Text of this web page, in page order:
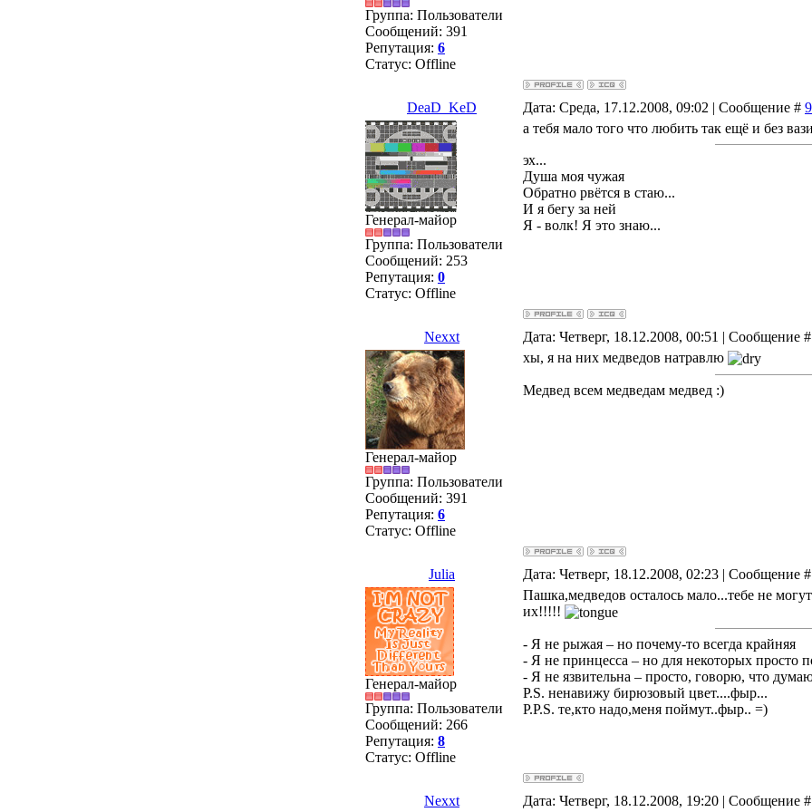
Группа: Пользователи
Сообщений: 391
Репутация: 6
Статус: Offline
DeaD_KeD Дата: Среда, 17.12.2008, 09:02 | Сообщение # 9
Генерал-майор
Группа: Пользователи
Сообщений: 253
Репутация: 0
Статус: Offline
а тебя мало того что любить так ещё и без
эх...
Душа моя чужая
Обратно рвётся в стаю...
И я бегу за ней
Я - волк! Я это знаю...
Nexxt Дата: Четверг, 18.12.2008, 00:51 | Сообщение #
Генерал-майор
Группа: Пользователи
Сообщений: 391
Репутация: 6
Статус: Offline
хы, я на них медведов натравлю
Медвед всем медведам медвед :)
Julia Дата: Четверг, 18.12.2008, 02:23 | Сообщение #
Генерал-майор
Группа: Пользователи
Сообщений: 266
Репутация: 8
Статус: Offline
Пашка,медведов осталось мало...тебе не
их!!!!!
- Я не рыжая – но почему-то всегда крайняя
- Я не принцесса – но для некоторых просто
- Я не язвительна – просто, говорю, что
P.S. ненавижу бирюзовый цвет....фыр...
P.P.S. те,кто надо,меня поймут..фыр.. =)
Nexxt Дата: Четверг, 18.12.2008, 19:20 | Сообщение #